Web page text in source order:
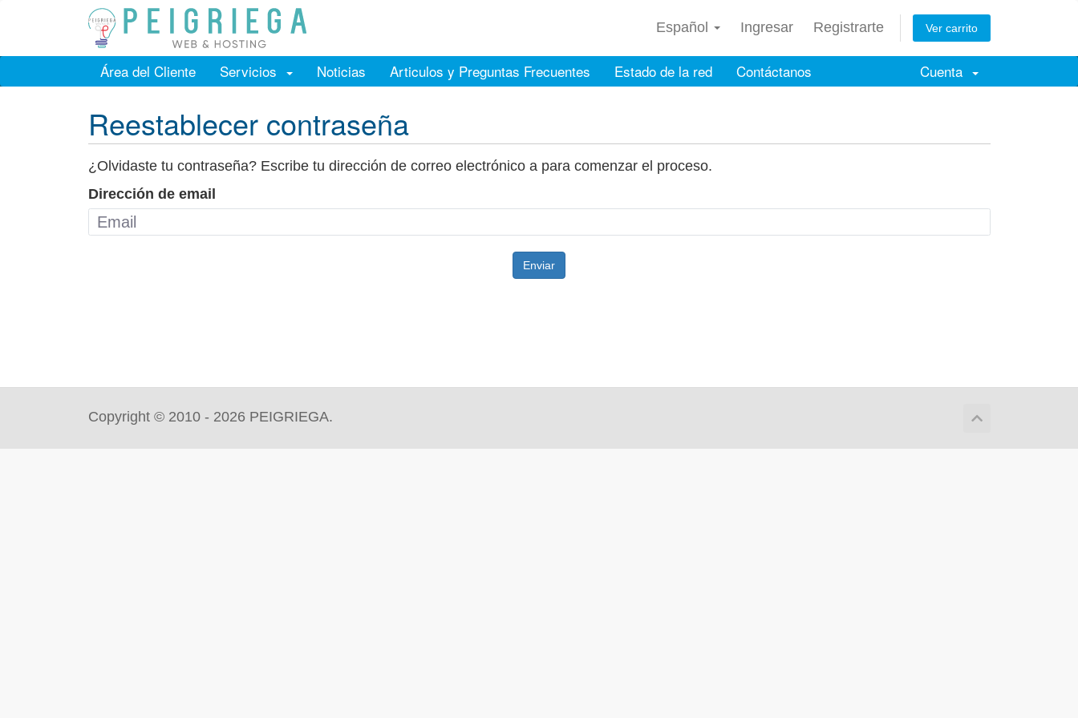
Español Ingresar Registrarte Ver carrito
Área del Cliente Servicios Noticias Articulos y Preguntas Frecuentes Estado de la red Contáctanos Cuenta
Reestablecer contraseña
¿Olvidaste tu contraseña? Escribe tu dirección de correo electrónico a para comenzar el proceso.
Dirección de email
Enviar
Copyright © 2010 - 2026 PEIGRIEGA.